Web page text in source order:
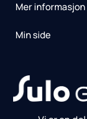
Mer informasjon
Min side